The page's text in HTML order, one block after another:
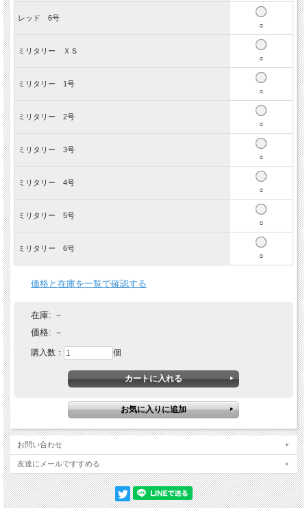
お散歩前にサッと着せられるよう、構造はとっても簡単。首に通して、背中の
マジックテープを留めるだけ。たった5秒で着用できるので、ワンちゃんの負
着用は簡単だけど、泥はねはしっかり防ぐので、雨上がりのお散歩後のワンち
ゃんのお手入れがとってもラクチンになります。また、背中が覆われていない
＊レインコートとレインウェアの違いについてはこちらをご覧ください。
男女兼用！お腹のホックに技あり
腹のクリを大きくできます。 女の子は閉じた状態で使うことによって、より
幅広マジックテープがポイント
サイズ調節がしやすいように幅の広いマジックテープを付けました。ズレた
りはだけたりせずにしっかりと止まります。
レッド 6号
○
ミリタリー ＸＳ
○
ミリタリー 1号
○
ミリタリー 2号
○
ミリタリー 3号
○
ミリタリー 4号
○
ミリタリー 5号
○
ミリタリー 6号
○
価格と在庫を一覧で確認する
在庫: －
価格: －
購入数： 個
お問い合わせ
友達にメールですすめる